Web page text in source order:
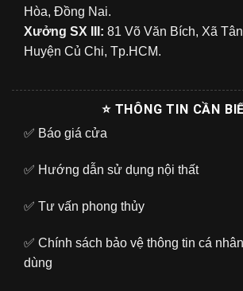
Hòa, Đồng Nai.
Xưởng SX III: 81 Võ Văn Bích, Xã
Huyện Củ Chi, Tp.HCM.
⭐ THÔNG TIN CẦN
✅ Báo giá cửa
✅ Hướng dẫn sử dụng nội thất
✅ Tư vấn phong thủy
✅ Chính sách bảo vệ thông tin cá
dùng